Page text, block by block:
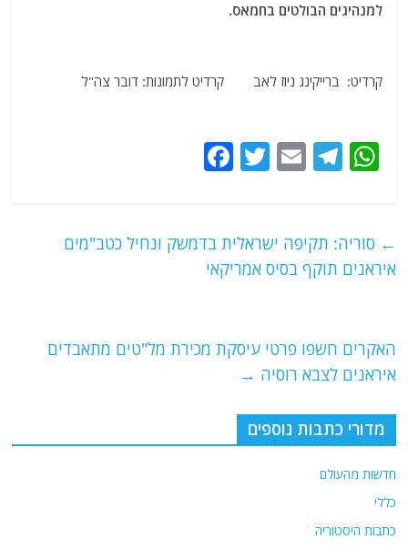
למנהיגים הבולטים בחמאס.
קרדיט: ברייקינג ניוז לאב קרדיט לתמונות: דובר צה"ל
W
s
A
T
g
ra
E
l
T
er
e
k
← סוריה: תקיפה ישראלית בדמשק ונחיל כטב"מים
איראנים תוקף בסיס אמריקאי
האקרים חשפו פרטי עיסקת מכירת מל"טים מתאבדים
איראנים לצבא רוסיה →
מדורי כתבות נוספים
חדשות מהעולם
כללי
כתבות היסטוריה